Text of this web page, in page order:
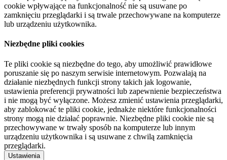
cookie wpływające na funkcjonalność nie są usuwane po
zamknięciu przeglądarki i są trwale przechowywane na komputerze
lub urządzeniu użytkownika.
Niezbędne pliki cookies
Te pliki cookie są niezbędne do tego, aby umożliwić prawidłowe
poruszanie się po naszym serwisie internetowym. Pozwalają na
działanie niezbędnych funkcji strony takich jak logowanie,
ustawienia preferencji prywatności lub zapewnienie bezpieczeństwa
i nie mogą być wyłączone. Możesz zmienić ustawienia przeglądarki,
aby zablokować te pliki cookie, jednakże niektóre funkcjonalności
strony mogą nie działać poprawnie. Niezbędne pliki cookie nie są
przechowywane w trwały sposób na komputerze lub innym
urządzeniu użytkownika i są usuwane z chwilą zamknięcia
przeglądarki.
Ustawienia